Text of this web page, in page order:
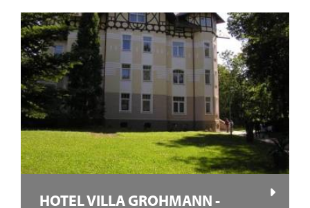
HOTEL VILLA GROHMANN -